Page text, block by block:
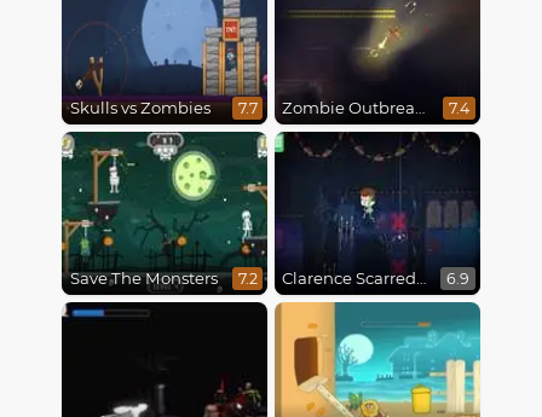
Skulls vs Zombies 7.7 Zombie Outbreak Arena 7.4
Save The Monsters 7.2 Clarence Scarred Silly 6.9